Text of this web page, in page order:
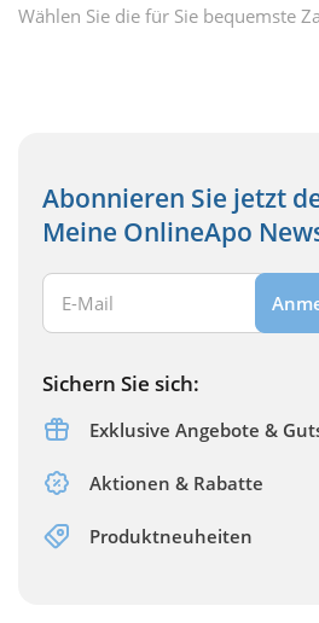
Wählen Sie die für Sie bequemste
Abonnieren Sie jetzt
Meine OnlineApo
Ihre E-Mail Adresse:
Sichern Sie sich:
Exklusive Angebote &
Aktionen & Rabatte
Produktneuheiten